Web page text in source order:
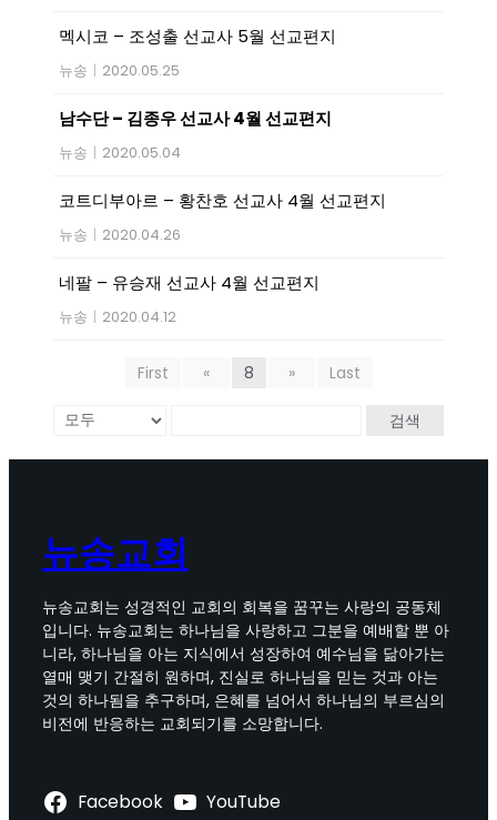
멕시코 – 조성출 선교사 5월 선교편지
뉴송 | 2020.05.25
남수단 – 김종우 선교사 4월 선교편지
뉴송 | 2020.05.04
코트디부아르 – 황찬호 선교사 4월 선교편지
뉴송 | 2020.04.26
네팔 – 유승재 선교사 4월 선교편지
뉴송 | 2020.04.12
First « 8 » Last
검색
뉴송교회
뉴송교회는 성경적인 교회의 회복을 꿈꾸는 사랑의 공동체
입니다. 뉴송교회는 하나님을 사랑하고 그분을 예배할 뿐 아
니라, 하나님을 아는 지식에서 성장하여 예수님을 닮아가는
열매 맺기 간절히 원하며, 진실로 하나님을 믿는 것과 아는
것의 하나됨을 추구하며, 은혜를 넘어서 하나님의 부르심의
비전에 반응하는 교회되기를 소망합니다.
Facebook YouTube